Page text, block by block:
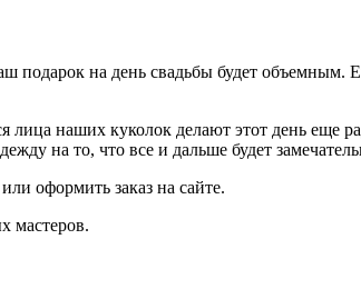
подарок на день свадьбы будет объемным.
наших куколок делают этот день еще
на то, что все и дальше будет
оформить заказ на сайте.
мастеров.